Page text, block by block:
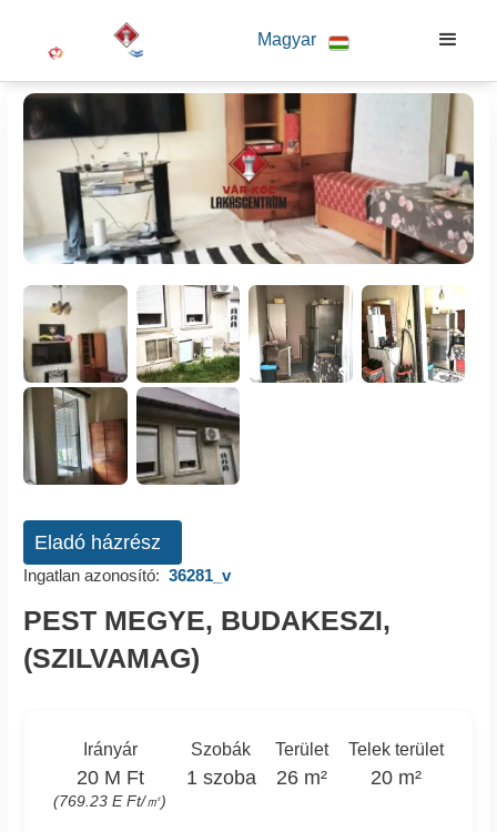
Magyar
Eladó házrész
Ingatlan azonosító: 36281_v
PEST MEGYE, BUDAKESZI,
(SZILVAMAG)
Irányár
20 M Ft
(769.23 E Ft/㎡)
Szobák
1 szoba
Terület
26 m²
Telek terület
20 m²